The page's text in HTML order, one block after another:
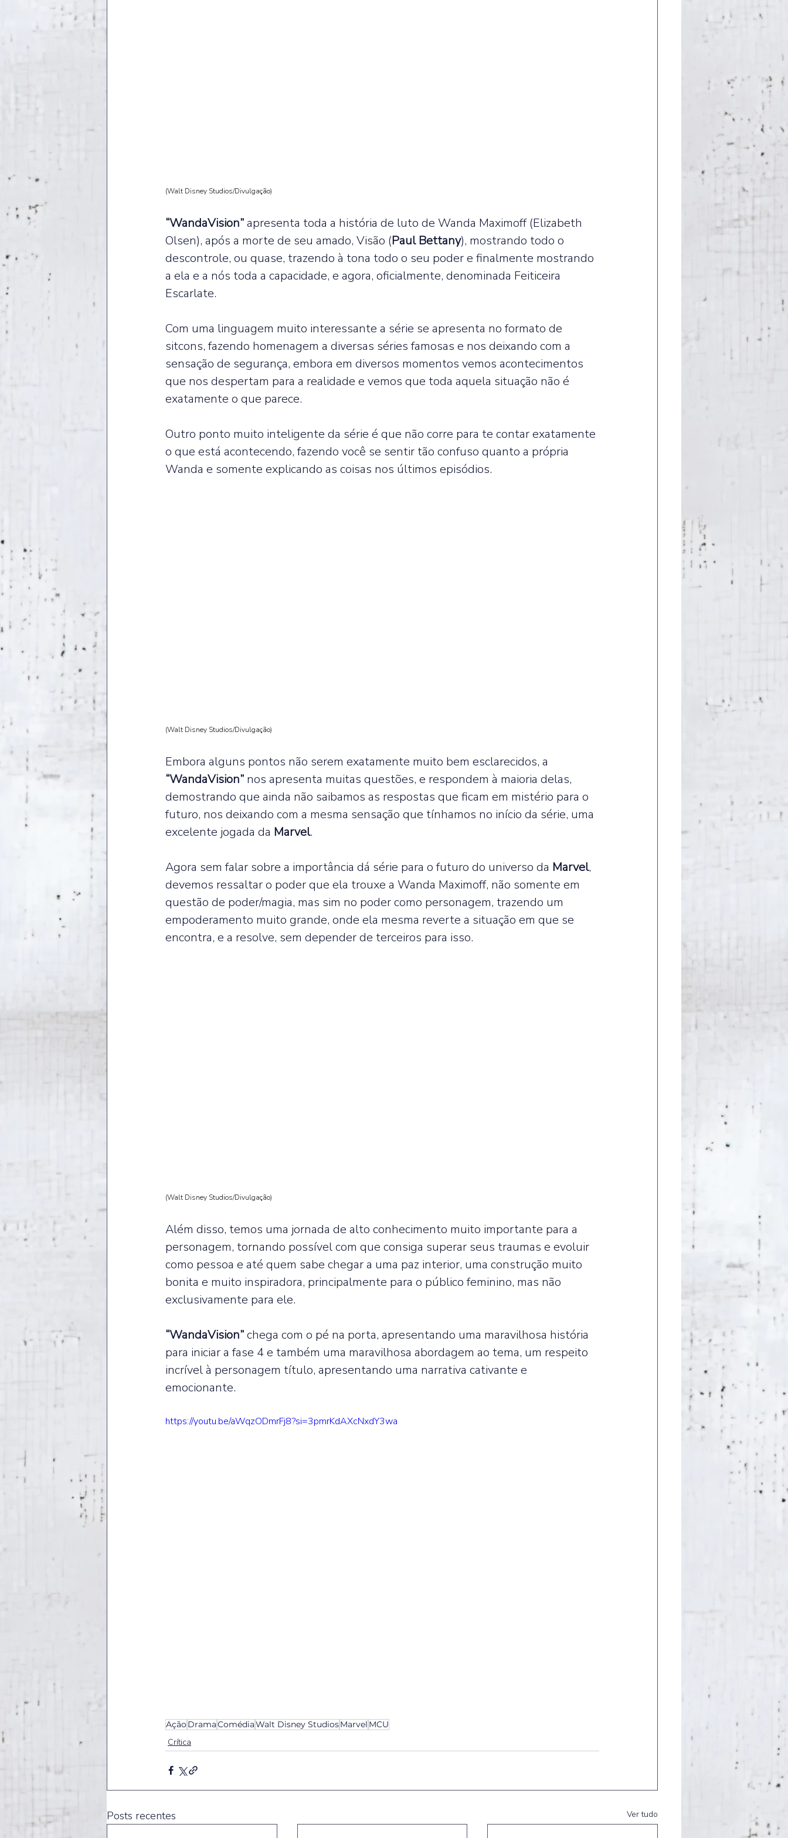
(Walt Disney Studios/Divulgação)
“WandaVision” apresenta toda a história de luto de Wanda Maximoff (Elizabeth
Olsen), após a morte de seu amado, Visão (Paul Bettany), mostrando todo o
descontrole, ou quase, trazendo à tona todo o seu poder e finalmente mostrando
a ela e a nós toda a capacidade, e agora, oficialmente, denominada Feiticeira
Escarlate.
Com uma linguagem muito interessante a série se apresenta no formato de
sitcons, fazendo homenagem a diversas séries famosas e nos deixando com a
sensação de segurança, embora em diversos momentos vemos acontecimentos
que nos despertam para a realidade e vemos que toda aquela situação não é
exatamente o que parece.
Outro ponto muito inteligente da série é que não corre para te contar exatamente
o que está acontecendo, fazendo você se sentir tão confuso quanto a própria
Wanda e somente explicando as coisas nos últimos episódios.
(Walt Disney Studios/Divulgação)
Embora alguns pontos não serem exatamente muito bem esclarecidos, a
“WandaVision” nos apresenta muitas questões, e respondem à maioria delas,
demostrando que ainda não saibamos as respostas que ficam em mistério para o
futuro, nos deixando com a mesma sensação que tínhamos no início da série, uma
excelente jogada da Marvel.
Agora sem falar sobre a importância dá série para o futuro do universo da Marvel,
devemos ressaltar o poder que ela trouxe a Wanda Maximoff, não somente em
questão de poder/magia, mas sim no poder como personagem, trazendo um
empoderamento muito grande, onde ela mesma reverte a situação em que se
encontra, e a resolve, sem depender de terceiros para isso.
(Walt Disney Studios/Divulgação)
Além disso, temos uma jornada de alto conhecimento muito importante para a
personagem, tornando possível com que consiga superar seus traumas e evoluir
como pessoa e até quem sabe chegar a uma paz interior, uma construção muito
bonita e muito inspiradora, principalmente para o público feminino, mas não
exclusivamente para ele.
“WandaVision” chega com o pé na porta, apresentando uma maravilhosa história
para iniciar a fase 4 e também uma maravilhosa abordagem ao tema, um respeito
incrível à personagem título, apresentando uma narrativa cativante e
emocionante.
https://youtu.be/aWqzODmrFj8?si=3pmrKdAXcNxdY3wa
AçãoDramaComédiaWalt Disney StudiosMarvel MCU
Crítica
Posts recentes Ver tudo